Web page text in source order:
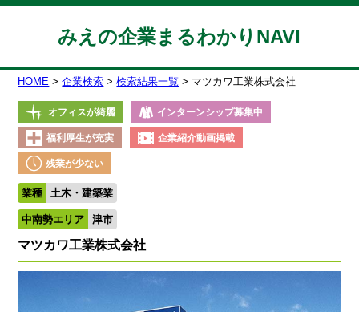
みえの企業まるわかりNAVI
HOME 企業検索 検索結果一覧 マツカワ工業株式会社
オフィスが綺麗 インターンシップ募集中
福利厚生が充実 企業紹介動画掲載
残業が少ない
業種 土木・建築業
中南勢エリア 津市
マツカワ工業株式会社